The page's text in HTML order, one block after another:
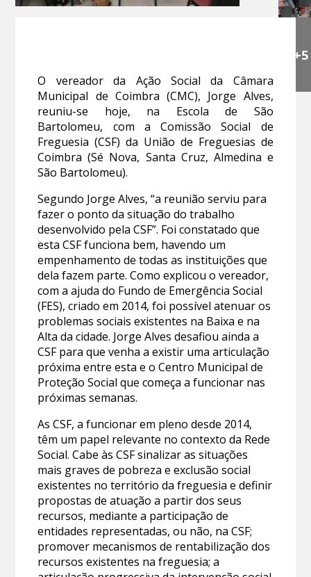
+5
O vereador da Ação Social da Câmara
Municipal de Coimbra (CMC), Jorge Alves,
reuniu-se hoje, na Escola de São
Bartolomeu, com a Comissão Social de
Freguesia (CSF) da União de Freguesias de
Coimbra (Sé Nova, Santa Cruz, Almedina e
São Bartolomeu).
Segundo Jorge Alves, “a reunião serviu para
fazer o ponto da situação do trabalho
desenvolvido pela CSF”. Foi constatado que
esta CSF funciona bem, havendo um
empenhamento de todas as instituições que
dela fazem parte. Como explicou o vereador,
com a ajuda do Fundo de Emergência Social
(FES), criado em 2014, foi possível atenuar os
problemas sociais existentes na Baixa e na
Alta da cidade. Jorge Alves desafiou ainda a
CSF para que venha a existir uma articulação
próxima entre esta e o Centro Municipal de
Proteção Social que começa a funcionar nas
próximas semanas.
As CSF, a funcionar em pleno desde 2014,
têm um papel relevante no contexto da Rede
Social. Cabe às CSF sinalizar as situações
mais graves de pobreza e exclusão social
existentes no território da freguesia e definir
propostas de atuação a partir dos seus
recursos, mediante a participação de
entidades representadas, ou não, na CSF;
promover mecanismos de rentabilização dos
recursos existentes na freguesia; a